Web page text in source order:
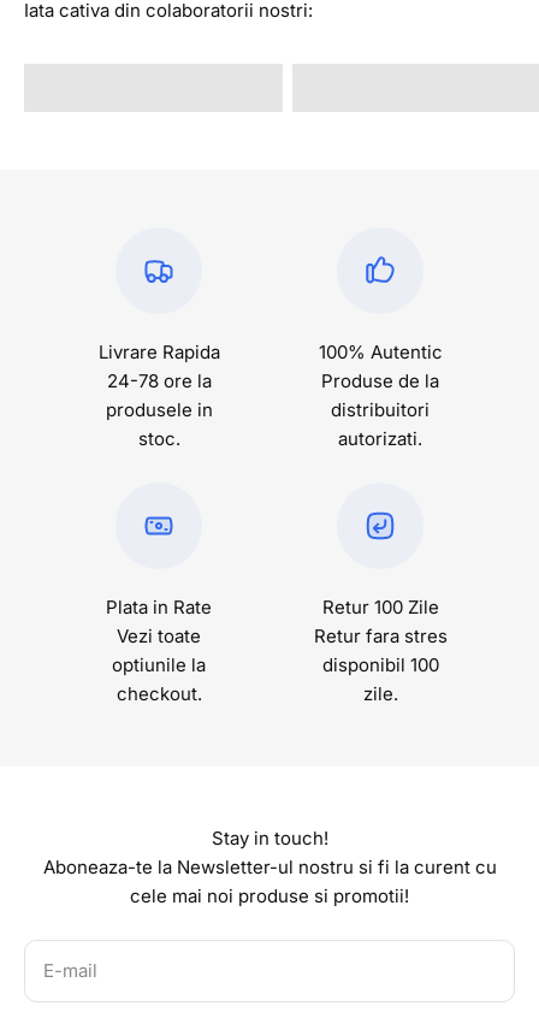
Iata cativa din colaboratorii nostri:
Livrare Rapida
24-78 ore la
produsele in
stoc.
100% Autentic
Produse de la
distribuitori
autorizati.
Plata in Rate
Vezi toate
optiunile la
checkout.
Retur 100 Zile
Retur fara stres
disponibil 100
zile.
Stay in touch!
Aboneaza-te la Newsletter-ul nostru si fi la curent cu
cele mai noi produse si promotii!
E-mail